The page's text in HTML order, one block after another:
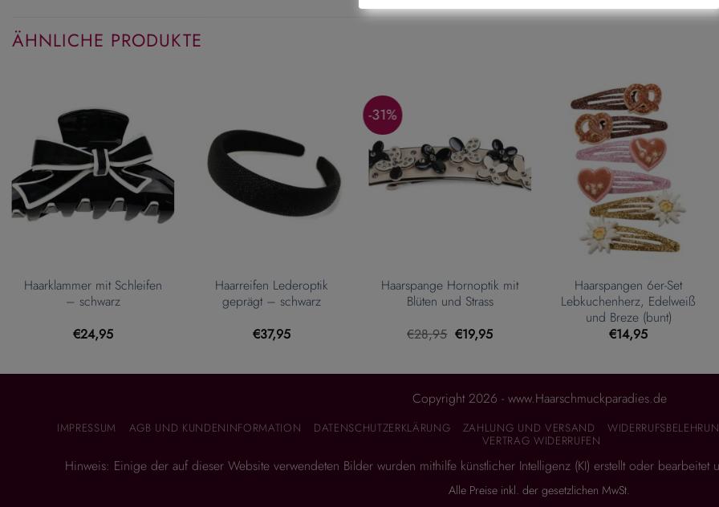
ÄHNLICHE PRODUKTE
Haarklammer mit Schleifen
– schwarz
€24,95
Haarreifen Lederoptik
geprägt – schwarz
€37,95
-31%
Haarspange Hornoptik mit
Blüten und Strass
€28,95 Ursprünglicher
Preis
€28,95
€19,95Aktueller
€19,95.
Haarspangen 6er-Set
Lebkuchenherz, Edelweiß
und Breze (bunt)
€14,95
Copyright 2026 - www.Haarschmuckparadies.de
IMPRESSUM AGB UND KUNDENINFORMATION DATENSCHUTZERKLÄRUNG ZAHLUNG UND VERSAND
VERTRAG WIDERRUFEN
Hinweis: Einige der auf dieser Website verwendeten Bilder wurden mithilfe künstlicher Intelligenz (KI) erstellt oder
Alle Preise inkl. der gesetzlichen MwSt.